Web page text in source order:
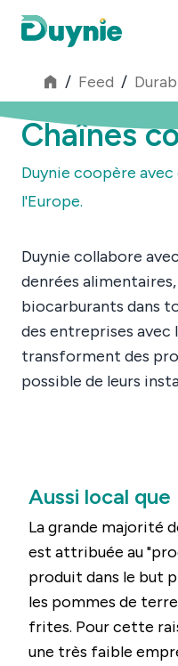
/ Feed /
Chaînes
Duynie coopère
l'Europe.
Duynie collabore
denrées
biocarburants dans
des entreprises avec
transforment des
possible de leurs
Aussi local que
La grande majorité
est attribuée au
produit dans le but
les pommes de
frites. Pour cette
une très faible